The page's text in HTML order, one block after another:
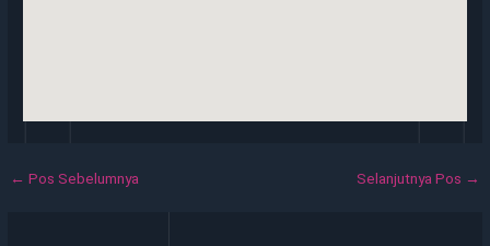
← Pos Sebelumnya Selanjutnya Pos →